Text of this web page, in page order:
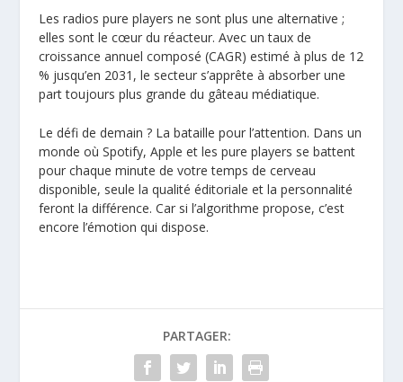
Les radios pure players ne sont plus une alternative ;
elles sont le cœur du réacteur. Avec un taux de
croissance annuel composé (CAGR) estimé à plus de 12
% jusqu’en 2031, le secteur s’apprête à absorber une
part toujours plus grande du gâteau médiatique.
Le défi de demain ? La bataille pour l’attention. Dans un
monde où Spotify, Apple et les pure players se battent
pour chaque minute de votre temps de cerveau
disponible, seule la qualité éditoriale et la personnalité
feront la différence. Car si l’algorithme propose, c’est
encore l’émotion qui dispose.
PARTAGER: